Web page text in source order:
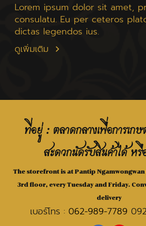
Lorem ipsum dolor sit amet,
consulatu. Eu per ceteros
dictas legendos ius.
ดูเพิ่มเติม
ที่อยู่ : ตลาดกลางเพื่อการเก
สะดวกนัดรับสินค้าได้ ห
The storefront is at Pantip
3rd floor, every Tuesday and Friday.
delivery
เบอร์โทร : 062-989-7789